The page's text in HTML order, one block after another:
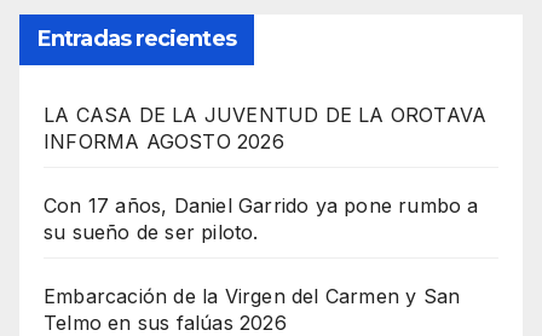
Entradas recientes
LA CASA DE LA JUVENTUD DE LA OROTAVA
INFORMA AGOSTO 2026
Con 17 años, Daniel Garrido ya pone rumbo a
su sueño de ser piloto.
Embarcación de la Virgen del Carmen y San
Telmo en sus falúas 2026